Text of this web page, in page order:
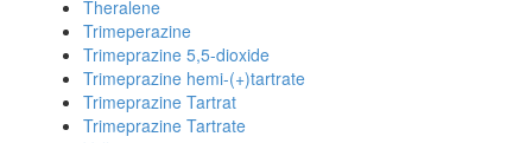
Theralene
Trimeperazine
Trimeprazine 5,5-dioxide
Trimeprazine hemi-(+)tartrate
Trimeprazine Tartrat
Trimeprazine Tartrate